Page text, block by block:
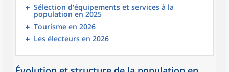
Sélection d'équipements et services à la
population en 2025
Tourisme en 2026
Les électeurs en 2026